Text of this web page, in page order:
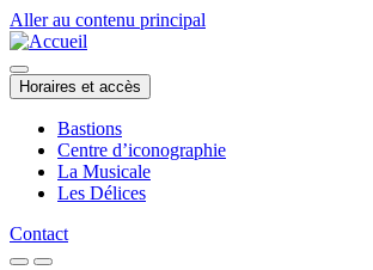
Aller au contenu principal
Horaires et accès
Bastions
Centre d’iconographie
La Musicale
Les Délices
Contact